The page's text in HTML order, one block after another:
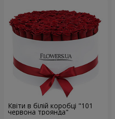
Квіти в білій коробці "101
червона троянда"